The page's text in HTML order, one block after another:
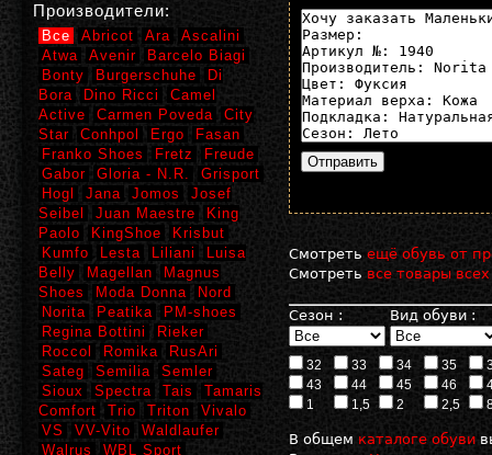
Смотреть ещё обувь от
Смотреть все товары
Сезон : Вид обуви :
32 33 34 35
43
44 45 46
1
1,5 2 2,5
В общем каталоге обуви
Производители:
Все Abricot Ara
Ascalini
Atwa
Avenir
Barcelo Biagi
Bonty
Burgerschuhe
Di
Bora
Dino Ricci
Camel
Active
Carmen Poveda
City
Star
Conhpol Ergo
Fasan
Franko Shoes
Fretz
Freude
Gabor
Gloria - N.R.
Grisport
Hogl
Jana Jomos
Josef
Seibel
Juan Maestre
King
Paolo
KingShoe
Krisbut
Kumfo
Lesta Liliani
Luisa
Belly
Magellan
Magnus
Shoes
Moda Donna
Nord
Norita
Peatika
PM-shoes
Regina Bottini
Rieker
Roccol
Romika
RusAri
Sateg
Semilia
Semler
Sioux
Spectra Tais
Tamaris
Comfort
Trio Triton
Vivalo
VS
VV-Vito
Waldlaufer
Walrus
WBL Sport